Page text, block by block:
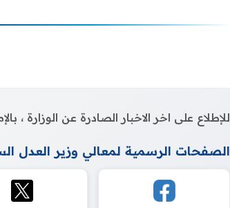
للإطلاع على اخر الاخبار الصادرة عن الوزارة ،
الصفحات الرسمية لمعالي وزير العدل